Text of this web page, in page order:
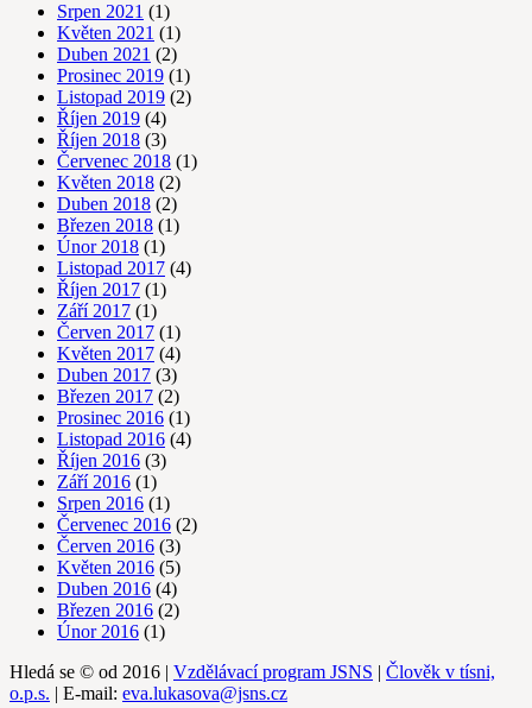
Srpen 2021 (1)
Květen 2021 (1)
Duben 2021 (2)
Prosinec 2019 (1)
Listopad 2019 (2)
Říjen 2019 (4)
Říjen 2018 (3)
Červenec 2018 (1)
Květen 2018 (2)
Duben 2018 (2)
Březen 2018 (1)
Únor 2018 (1)
Listopad 2017 (4)
Říjen 2017 (1)
Září 2017 (1)
Červen 2017 (1)
Květen 2017 (4)
Duben 2017 (3)
Březen 2017 (2)
Prosinec 2016 (1)
Listopad 2016 (4)
Říjen 2016 (3)
Září 2016 (1)
Srpen 2016 (1)
Červenec 2016 (2)
Červen 2016 (3)
Květen 2016 (5)
Duben 2016 (4)
Březen 2016 (2)
Únor 2016 (1)
Hledá se © od 2016 | Vzdělávací program JSNS | Člověk v tísni,
o.p.s. | E-mail: eva.lukasova@jsns.cz